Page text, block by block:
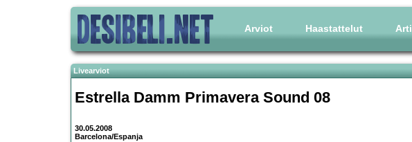
Arviot Haastattelut
Livearviot
Estrella Damm Primavera Sound 08
30.05.2008
Barcelona/Espanja